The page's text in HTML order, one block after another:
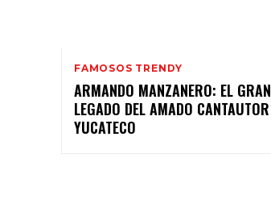
FAMOSOS TRENDY
ARMANDO MANZANERO: EL GRAN
LEGADO DEL AMADO CANTAUTOR
YUCATECO